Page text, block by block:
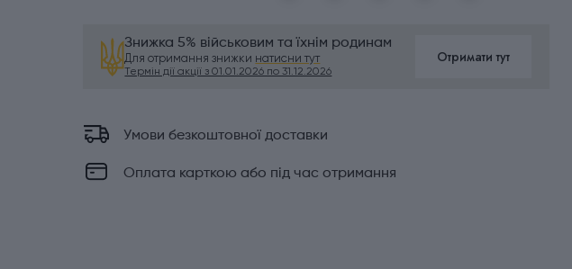
Знижка 5% військовим та їхнім родинам
Для отримання знижки натисни тут
Термін дії акції з 01.01.2026 по 31.12.2026
Отримати тут
Умови безкоштовної доставки
Оплата карткою або під час отримання